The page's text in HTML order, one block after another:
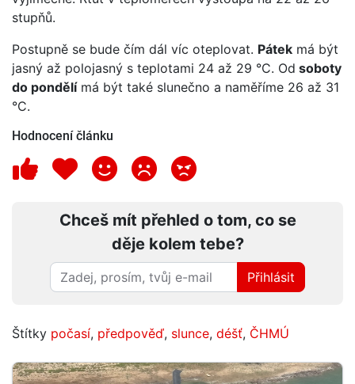
stupňů.
Postupně se bude čím dál víc oteplovat. Pátek má být
jasný až polojasný s teplotami 24 až 29 °C. Od soboty
do pondělímá být také slunečno a naměříme 26 až 31
°C.
Hodnocení článku
Chceš mít přehled o tom, co se
děje kolem tebe?
Přihlásit
Štítky počasí, předpověď, slunce, déšť, ČHMÚ